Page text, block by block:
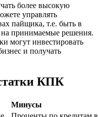
более высокую
управлять
пайщика, т.е. быть в
на принимаемые решения.
могут инвестировать
и получать
КПК
Минусы